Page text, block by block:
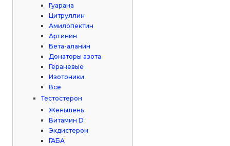
Гуарана
Цитруллин
Амилопектин
Аргинин
Бета-аланин
Донаторы азота
Гераневые
Изотоники
Все
Тестостерон
Женьшень
Витамин D
Экдистерон
ГАБА